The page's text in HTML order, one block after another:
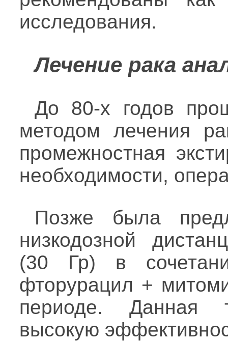
исследования.
Лечение рака
До 80-х годов
методом лечения
промежностная
необходимости,
Позже была
низкодозной
(30 Гр) в
фторурацил +
периоде. Данная
высокую